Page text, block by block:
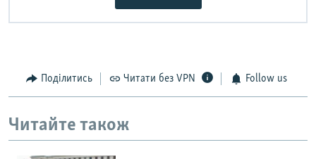
Поділитись Читати без VPN Follow us
Читайте також